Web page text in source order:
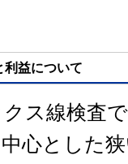
利益について
ス線検査
心とした